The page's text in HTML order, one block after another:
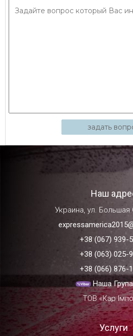
задать
Наш
Украина, ул.
+38 (067) 939-
+38 (063) 025-
+38 (066) 876-
Наша
ТОВ «Кар
Услуги